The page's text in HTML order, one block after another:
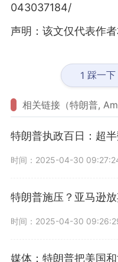
043037184/
声明：该文仅代表作
1 踩一下
相关链接（特朗普,
特朗普执政百日：超
时间：2025-04-30
特朗普施压？亚马逊
时间：2025-04-30
媒体：特朗普把美国